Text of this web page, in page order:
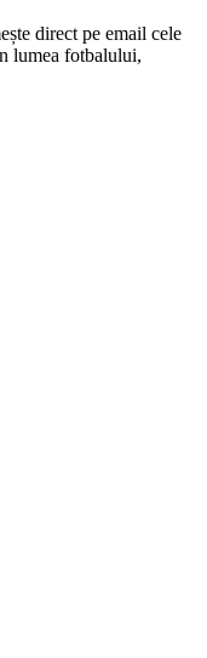
direct pe email cele
lumea fotbalului,